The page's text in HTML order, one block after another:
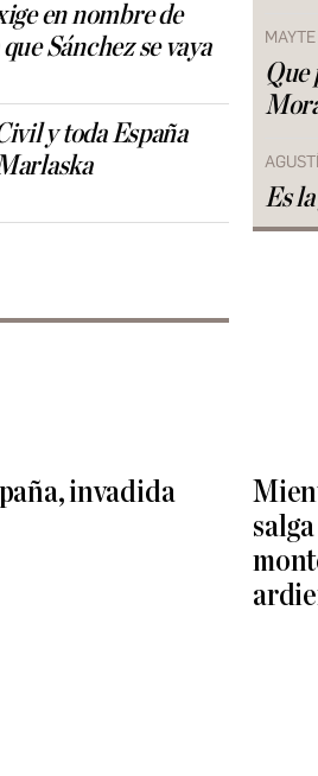
en nombre de
Sánchez se vaya
y toda España
Que
Es
invadida